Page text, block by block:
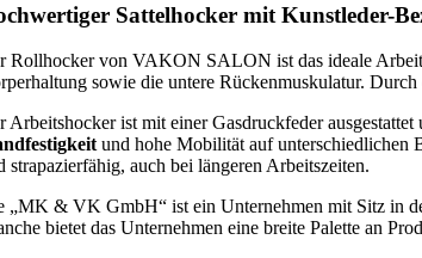
Sattelhocker mit Kunstleder-
Rollhocker von VAKON SALON ist das ideale
sowie die untere Rückenmuskulatur.
Arbeitshocker ist mit einer Gasdruckfeder
und hohe Mobilität auf unterschiedlichen
strapazierfähig, auch bei längeren Arbeitszeiten.
„MK & VK GmbH“ ist ein Unternehmen mit Sitz in
bietet das Unternehmen eine breite Palette an